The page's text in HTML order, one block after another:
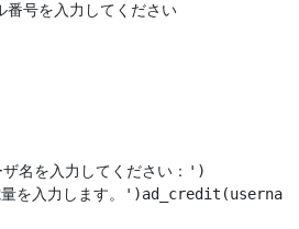
番号を入力してください
名を入力してください：')
を入力します。